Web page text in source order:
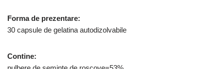
Forma de prezentare:
30 capsule de gelatina autodizolvabile
Contine: